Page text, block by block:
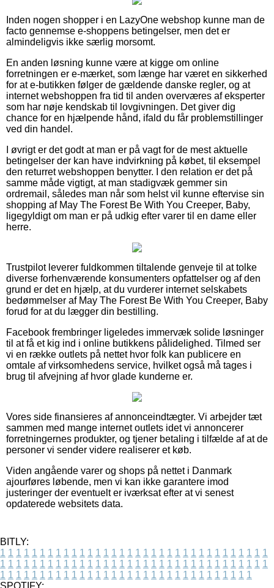
Inden nogen shopper i en LazyOne webshop kunne man de
facto gennemse e-shoppens betingelser, men det er
almindeligvis ikke særlig morsomt.
En anden løsning kunne være at kigge om online
forretningen er e-mærket, som længe har været en sikkerhed
for at e-butikken følger de gældende danske regler, og at
internet webshoppen fra tid til anden overværes af eksperter
som har nøje kendskab til lovgivningen. Det giver dig
chance for en hjælpende hånd, ifald du får problemstillinger
ved din handel.
I øvrigt er det godt at man er på vagt for de mest aktuelle
betingelser der kan have indvirkning på købet, til eksempel
den returret webshoppen benytter. I den relation er det på
samme måde vigtigt, at man stadigvæk gemmer sin
ordremail, således man når som helst vil kunne eftervise sin
shopping af May The Forest Be With You Creeper, Baby,
ligegyldigt om man er på udkig efter varer til en dame eller
herre.
Trustpilot leverer fuldkommen tiltalende genveje til at tolke
diverse forhenværende konsumenters opfattelser og af den
grund er det en hjælp, at du vurderer internet selskabets
bedømmelser af May The Forest Be With You Creeper, Baby
forud for at du lægger din bestilling.
Facebook frembringer ligeledes immervæk solide løsninger
til at få et kig ind i online butikkens pålidelighed. Tilmed ser
vi en række outlets på nettet hvor folk kan publicere en
omtale af virksomhedens service, hvilket også må tages i
brug til afvejning af hvor glade kunderne er.
Vores side finansieres af annonceindtægter. Vi arbejder tæt
sammen med mange internet outlets idet vi annoncerer
forretningernes produkter, og tjener betaling i tilfælde af at de
personer vi sender videre realiserer et køb.
Viden angående varer og shops på nettet i Danmark
ajourføres løbende, men vi kan ikke garantere imod
justeringer der eventuelt er iværksat efter at vi senest
opdaterede websitets data.
BITLY:
1 1 1 1 1 1 1 1 1 1 1 1 1 1 1 1 1 1 1 1 1 1 1 1 1 1 1 1 1 1 1 1 1 1
1 1 1 1 1 1 1 1 1 1 1 1 1 1 1 1 1 1 1 1 1 1 1 1 1 1 1 1 1 1 1 1 1 1
1 1 1 1 1 1 1 1 1 1 1 1 1 1 1 1 1 1 1 1 1 1 1 1 1 1 1 1 1 1 1 1
SPOTIFY: